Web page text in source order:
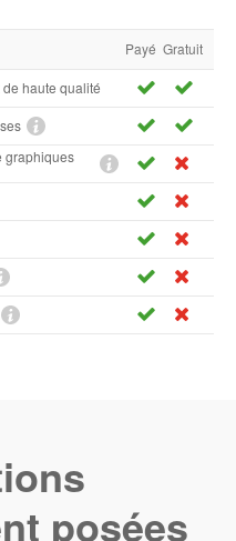
Payé Gratuit
haute qualité
graphiques
posées